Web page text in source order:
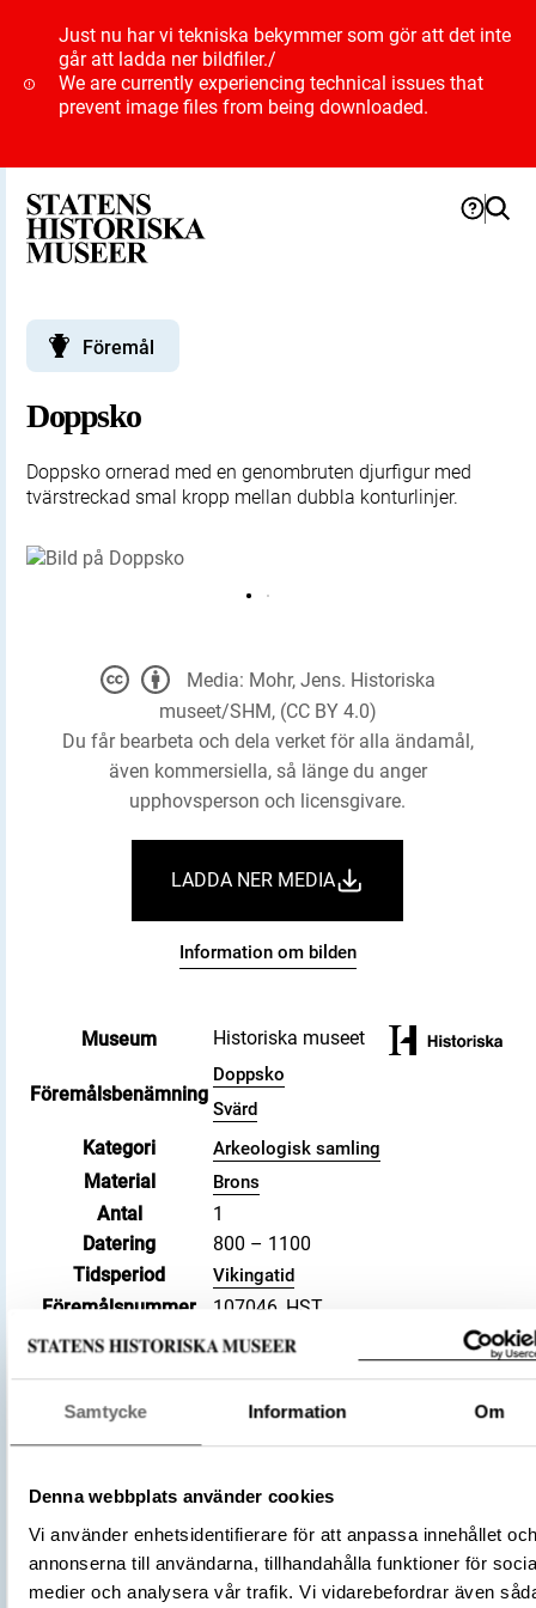
Samtycke Information Om
Denna webbplats använder cookies
Vi använder enhetsidentifierare för att anpassa innehållet och
annonserna till användarna, tillhandahålla funktioner för
medier och analysera vår trafik. Vi vidarebefordrar även
Just nu har vi tekniska bekymmer som gör att det inte
går att ladda ner bildfiler./
We are currently experiencing technical issues that
prevent image files from being downloaded.
Föremål
Doppsko
Doppsko ornerad med en genombruten djurfigur med
tvärstreckad smal kropp mellan dubbla konturlinjer.
Museum Historiska museet
Föremålsbenämning
Doppsko
Svärd
Kategori Arkeologisk samling
Material Brons
Antal
1
Datering
800 – 1100
Tidsperiod
Vikingatid
Föremålsnummer
107046_HST
Andra nummer
Undernummer: M:IV
Omnämns i katalog Förvärv: 12426 på Catview
Fyndplats
Socken: Ås socken, Kommun: Krokom
kommun, Landskap: Jämtland, Land:
Arkeologisk kontext Grav: M:IV
Undersökare Kjellmark, Knut
Media: Mohr, Jens. Historiska
museet/SHM, (CC BY 4.0)
Du får bearbeta och dela verket för alla ändamål,
även kommersiella, så länge du anger
upphovsperson och licensgivare.
LADDA NER MEDIA
Information om bilden